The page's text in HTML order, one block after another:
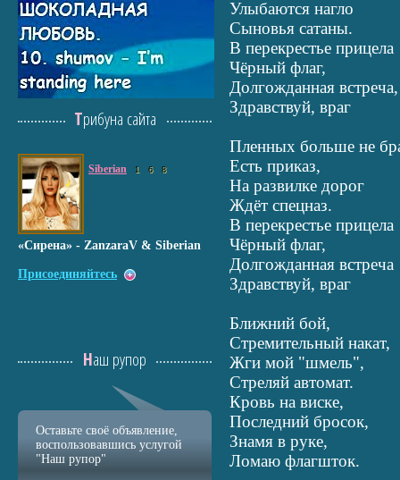
Улыбаются нагло
Сыновья сатаны.
В перекрестье прицела
Чёрный флаг,
Долгожданная встреча,
Здравствуй, враг
Пленных больше не
Есть приказ,
На развилке дорог
Ждёт спецназ.
В перекрестье прицела
Чёрный флаг,
Долгожданная встреча
Здравствуй, враг
Ближний бой,
Стремительный накат,
Жги мой "шмель",
Стреляй автомат.
Кровь на виске,
Последний бросок,
Знамя в руке,
Ломаю флагшток.
Трибуна сайта
Siberian 1 6 8
«Сирена» - ZanzaraV & Siberian
Присоединяйтесь
Наш рупор
Оставьте своё объявление,
воспользовавшись услугой
"Наш рупор"